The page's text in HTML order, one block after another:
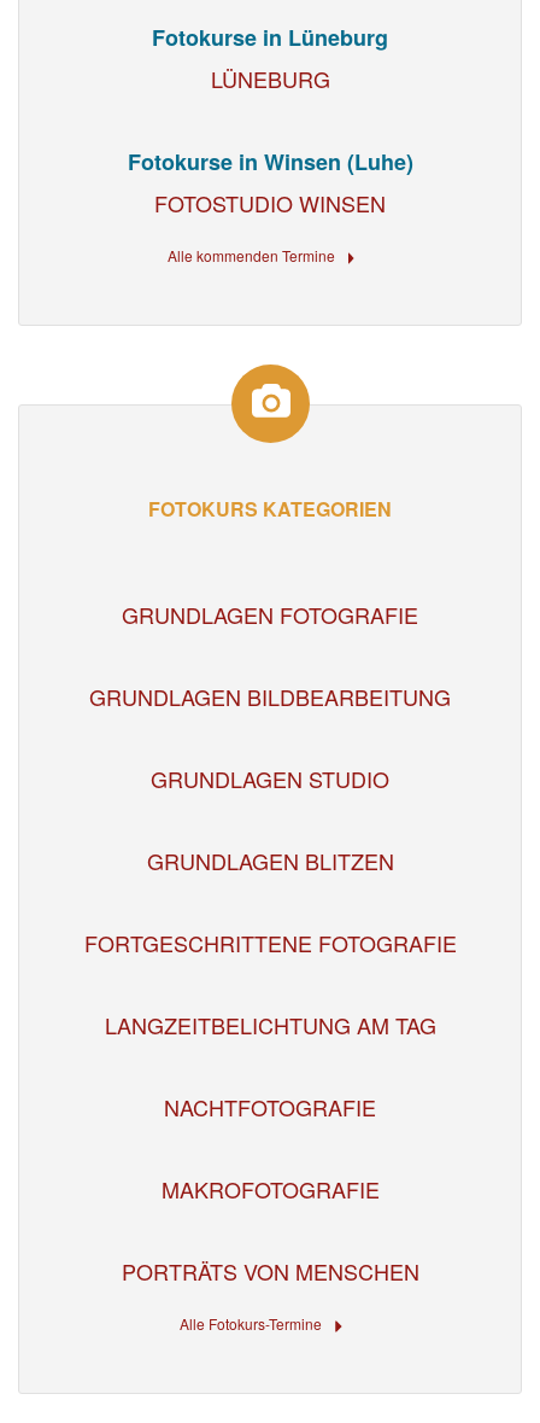
Fotokurse in Lüneburg
LÜNEBURG
Fotokurse in Winsen (Luhe)
FOTOSTUDIO WINSEN
Alle kommenden Termine
FOTOKURS KATEGORIEN
GRUNDLAGEN FOTOGRAFIE
GRUNDLAGEN BILDBEARBEITUNG
GRUNDLAGEN STUDIO
GRUNDLAGEN BLITZEN
FORTGESCHRITTENE FOTOGRAFIE
LANGZEITBELICHTUNG AM TAG
NACHTFOTOGRAFIE
MAKROFOTOGRAFIE
PORTRÄTS VON MENSCHEN
Alle Fotokurs-Termine